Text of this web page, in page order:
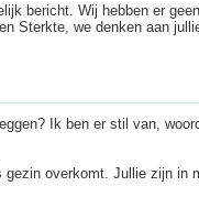
bericht. Wij hebben er
Sterkte, we denken aan
Ik ben er stil van,
gezin overkomt. Jullie zijn in